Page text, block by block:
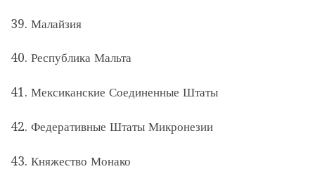
39. Малайзия
40. Республика Мальта
41. Мексиканские Соединенные Штаты
42. Федеративные Штаты Микронезии
43. Княжество Монако